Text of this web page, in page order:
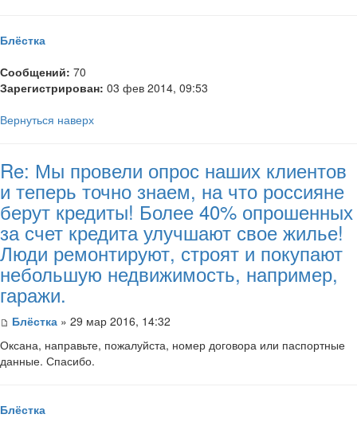
Блёстка
Сообщений: 70
Зарегистрирован: 03 фев 2014, 09:53
Вернуться наверх
Re: Мы провели опрос наших клиентов
и теперь точно знаем, на что россияне
берут кредиты! Более 40% опрошенных
за счет кредита улучшают свое жилье!
Люди ремонтируют, строят и покупают
небольшую недвижимость, например,
гаражи.
Блёстка » 29 мар 2016, 14:32
Оксана, направьте, пожалуйста, номер договора или паспортные
данные. Спасибо.
Блёстка